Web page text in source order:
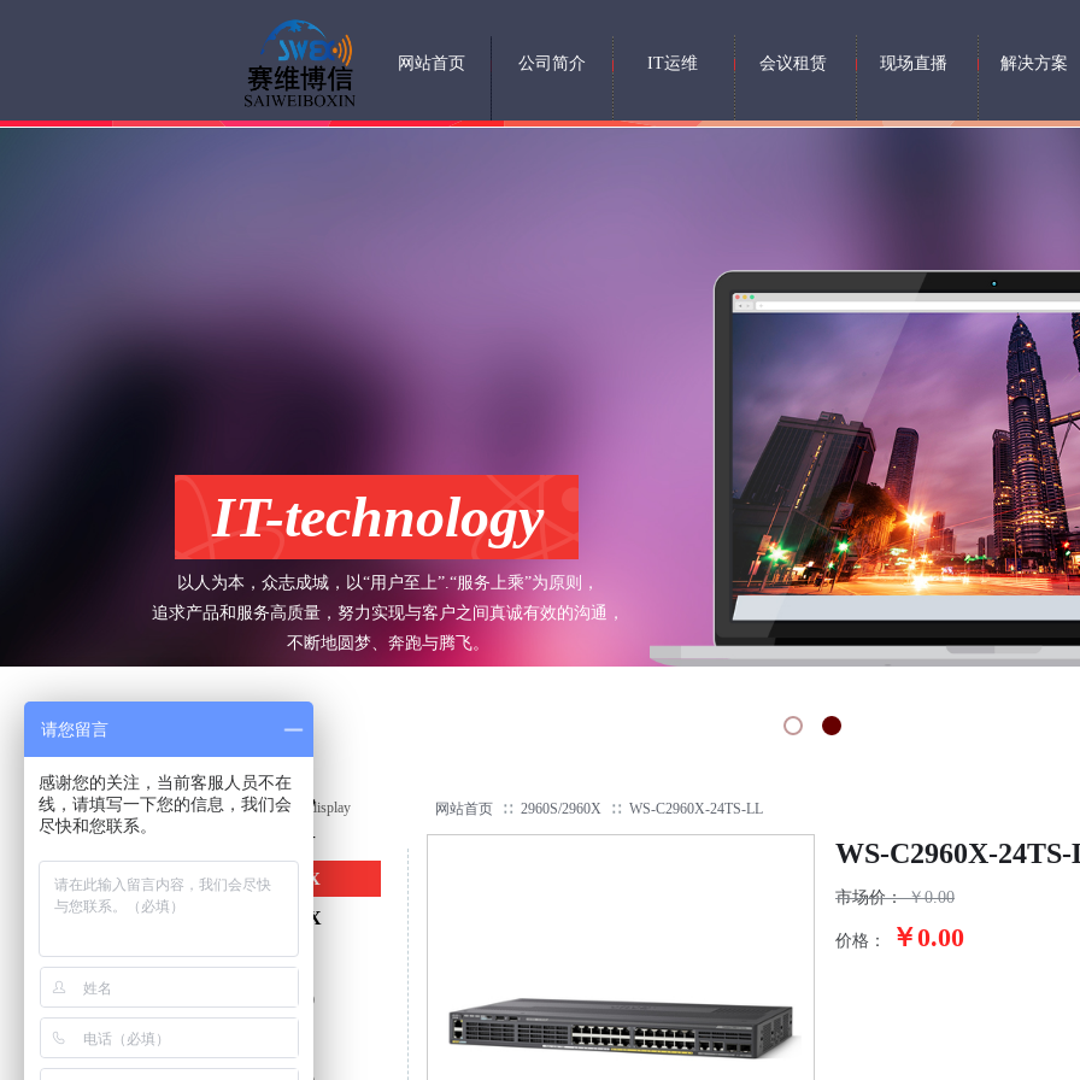
IT-technology
以人为本，众志成城，以“用户至上”.“服务上乘”为原则，
追求产品和服务高质量，努力实现与客户之间真诚有效的沟通，
不断地圆梦、奔跑与腾飞。
思科交换机
2960-/2960+
2960S/2960X
3560X/3750X
3650/3850
4500X/4500
产品展示Product display 网站首页 ∷ 2960S/2960X ∷ WS-C2960X-24TS-LL
WS-C2960X-
市场价： ￥0.00
价格： ￥0.00
网站首页 公司简介 IT运维 会议租赁 现场直播 解决方案
请您留言
感谢您的关注，当前客服人员不在
线，请填写一下您的信息，我们会
尽快和您联系。